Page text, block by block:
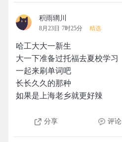
积雨辋川
8月23日 7时25分 精选
哈工大大一新生
大一下准备过托福去夏校学习
一起来刷单词吧
长长久久的那种
如果是上海老乡就更好辣
分享 评论